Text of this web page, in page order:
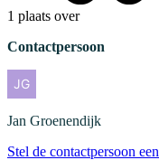
1 plaats over
Contactpersoon
Jan Groenendijk
Stel de contactpersoon